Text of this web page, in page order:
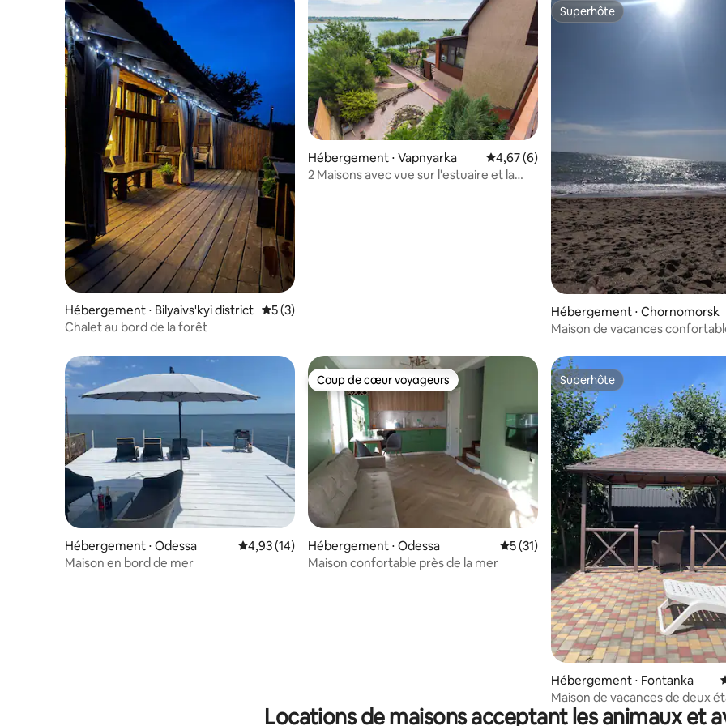
Hébergement ⋅ Bilyaivs'kyi district Évaluation moyenne sur la base de 3 commentaires : 5 sur 5
5 (3)
Chalet au bord de la forêt
Hébergement ⋅ Vapnyarka Évaluation moyenne sur la base de 6
4,67 (6)
2 Maisons avec vue sur l'estuaire et la
Superhôte
Superhôte
Hébergement ⋅ Chornomorsk
Maison de vacances
Hébergement ⋅ Odessa Évaluation moyenne sur la base de 14 commentaires : 4,93 sur 5
4,93 (14)
Maison en bord de mer
Coup de cœur voyageurs
Coup de cœur voyageurs
Hébergement ⋅ Odessa Évaluation moyenne sur la base de 31
5 (31)
Maison confortable près de la mer
Superhôte
Superhôte
Hébergement ⋅ Fontanka
Maison de vacances de deux
de la mer Amazing sea beach
Locations de maisons acceptant les animaux et